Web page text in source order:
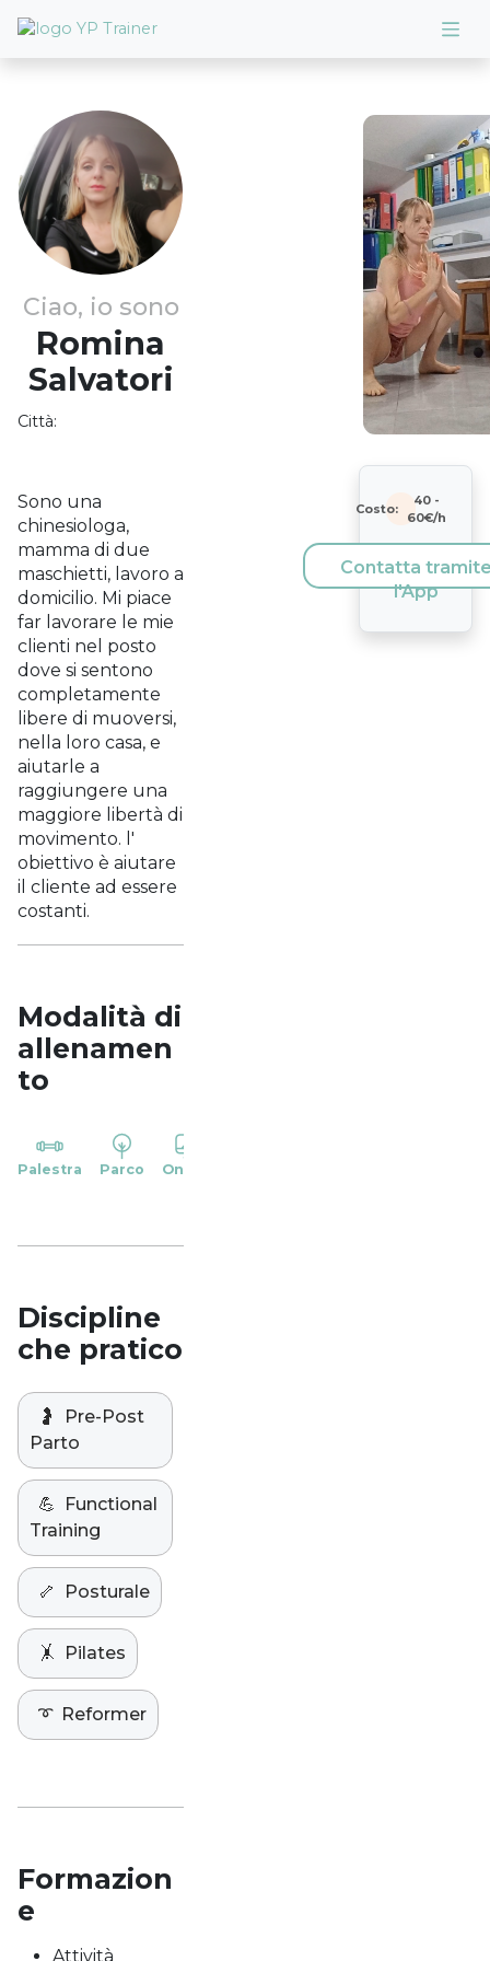
Ciao, io sono
Romina
Salvatori
Città:
Sono una
chinesiologa,
mamma di due
maschietti, lavoro a
domicilio. Mi piace
far lavorare le mie
clienti nel posto
dove si sentono
completamente
libere di muoversi,
nella loro casa, e
aiutarle a
raggiungere una
maggiore libertà di
movimento. l'
obiettivo è aiutare
il cliente ad essere
costanti.
Modalità di
allenamen
to
Palestra Parco Online
Discipline
che pratico
🤰
Pre-Post
Parto
💪
Functional
Training
🦴 Posturale
🤸 Pilates
➰ Reformer
Formazion
e
Attività
Costo:
40 -
60€/h
Contatta
l'App